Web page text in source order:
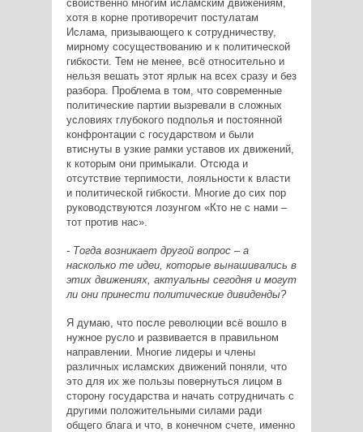
свойственно многим исламским движениям,
хотя в корне противоречит постулатам
Ислама, призывающего к сотрудничеству,
мирному сосуществованию и к политической
гибкости. Тем не менее, всё относительно и
нельзя вешать этот ярлык на всех сразу и без
разбора. Проблема в том, что современные
политические партии вызревали в сложных
условиях глубокого подполья и постоянной
конфронтации с государством и были
втиснуты в узкие рамки уставов их движений,
к которым они примыкали. Отсюда и
отсутствие терпимости, лояльности к власти
и политической гибкости. Многие до сих пор
руководствуются лозунгом «Кто не с нами –
тот против нас».
- Тогда возникает другой вопрос – а
насколько те идеи, которые вынашивались в
этих движениях, актуальны сегодня и могут
ли они принести политические дивиденды?
Я думаю, что после революции всё вошло в
нужное русло и развивается в правильном
направлении. Многие лидеры и члены
различных исламских движений поняли, что
это для их же пользы повернуться лицом в
сторону государства и начать сотрудничать с
другими положительными силами ради
общего блага и что, в конечном счете, именно